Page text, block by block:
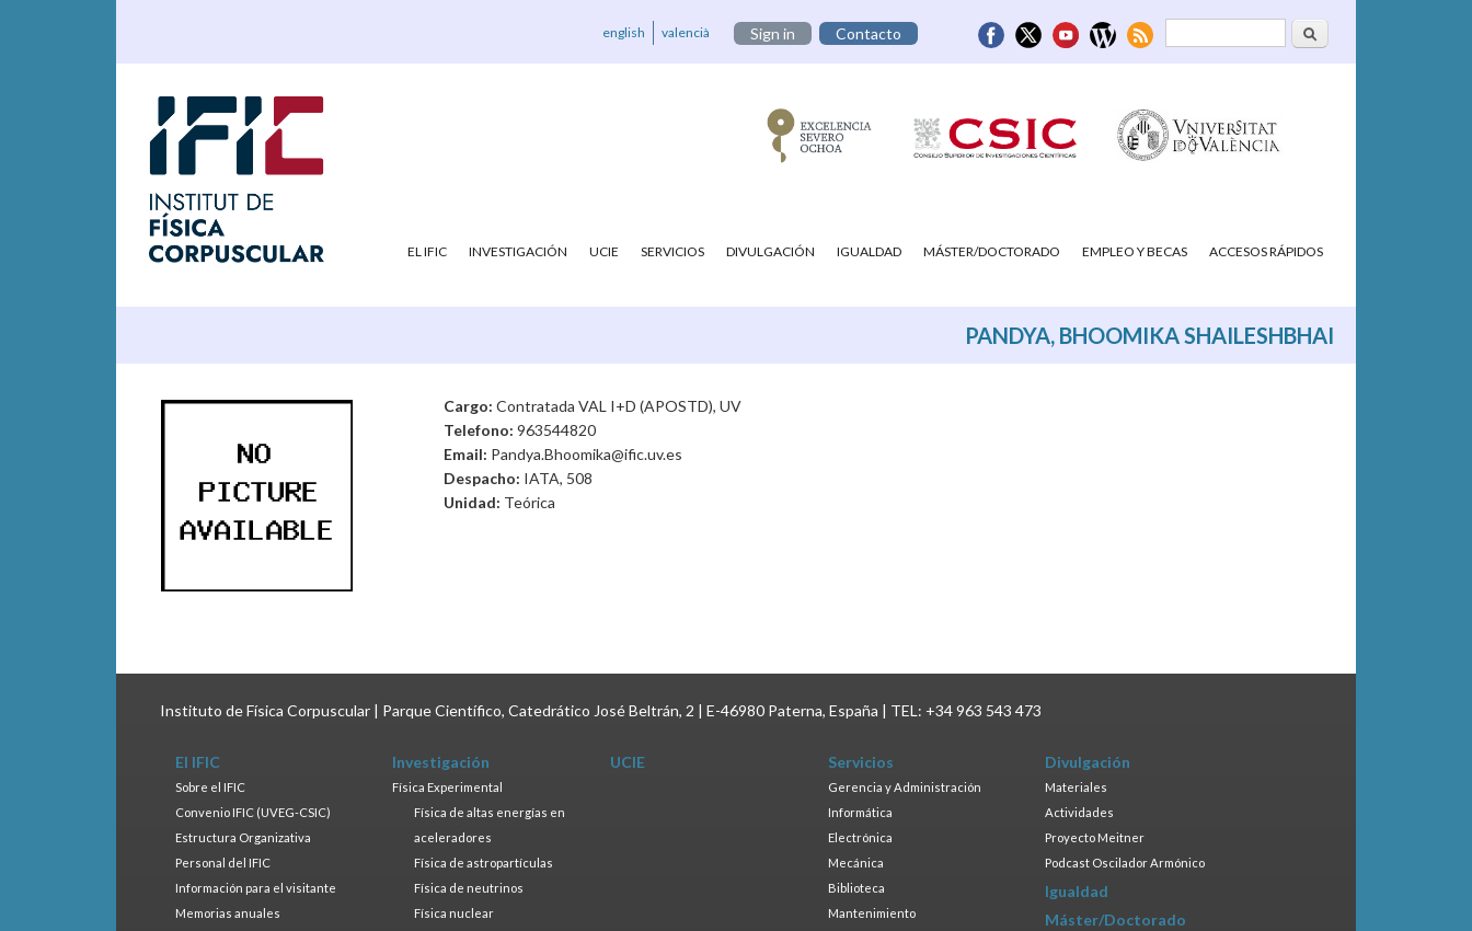
Formulario deBuscar
english valencià Sign in Contacto
EL IFIC INVESTIGACIÓN UCIE SERVICIOS DIVULGACIÓN IGUALDAD MÁSTER/DOCTORADO EMPLEO Y BECAS ACCESOS RÁPIDOS
PANDYA, BHOOMIKA SHAILESHBHAI
Cargo: Contratada VAL I+D (APOSTD), UV
Telefono: 963544820
Email: Pandya.Bhoomika@ific.uv.es
Despacho: IATA, 508
Unidad: Teórica
Instituto de Física Corpuscular | Parque Científico, Catedrático José Beltrán, 2 | E-46980 Paterna, España | TEL: +34 963 543 473
El IFIC
Sobre el IFIC
Convenio IFIC (UVEG-CSIC)
Estructura Organizativa
Personal del IFIC
Información para el visitante
Memorias anuales
Investigación
Física Experimental
Física de altas energías en
aceleradores
Física de astropartículas
Física de neutrinos
Física nuclear
UCIE Servicios
Gerencia y Administración
Informática
Electrónica
Mecánica
Biblioteca
Mantenimiento
Divulgación
Materiales
Actividades
Proyecto Meitner
Podcast Oscilador Armónico
Igualdad
Máster/Doctorado